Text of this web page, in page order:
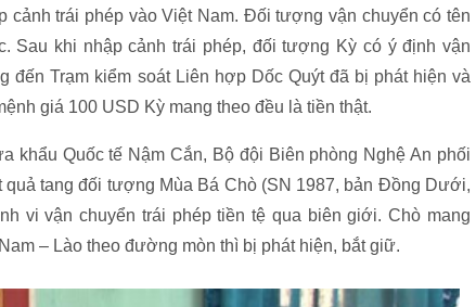
trái phép vào Việt Nam. Đối tượng vận chuyển có tên
Sau khi nhập cảnh trái phép, đối tượng Kỳ có ý định vận
đến Trạm kiểm soát Liên hợp Dốc Quýt đã bị phát hiện và
giá 100 USD Kỳ mang theo đều là tiền thật.
khẩu Quốc tế Nậm Cắn, Bộ đội Biên phòng Nghệ An phối
tang đối tượng Mùa Bá Chò (SN 1987, bản Đồng Dưới,
vi vận chuyển trái phép tiền tệ qua biên giới. Chò mang
– Lào theo đường mòn thì bị phát hiện, bắt giữ.